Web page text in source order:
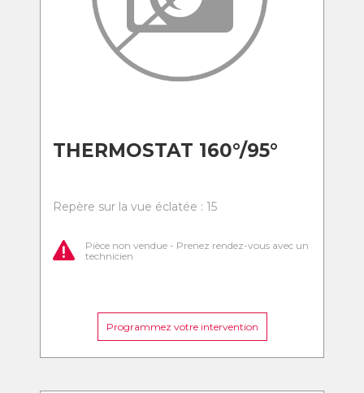
THERMOSTAT 160°/95°
Repère sur la vue éclatée : 15
Pièce non vendue - Prenez rendez-vous avec un
technicien
Programmez votre intervention